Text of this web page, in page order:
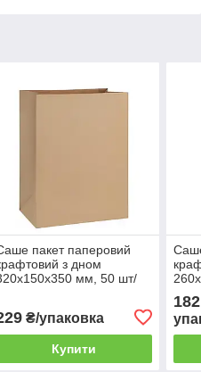
пакет паперовий
з дном
мм, 50 шт/
₴/упаковка
Купити